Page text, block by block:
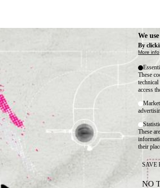
We
By
More info
These
access
These
their
SAVE
NO